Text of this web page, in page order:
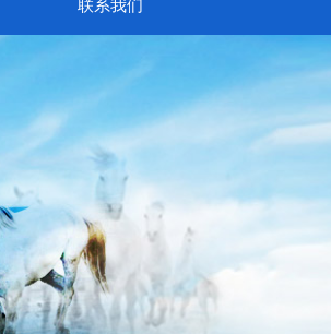
联系我们